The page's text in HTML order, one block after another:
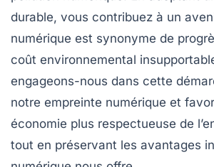
durable, vous contribuez à un
numérique est synonyme de
coût environnemental
engageons-nous dans cette
notre empreinte numérique et
économie plus respectueuse de
tout en préservant les avantages